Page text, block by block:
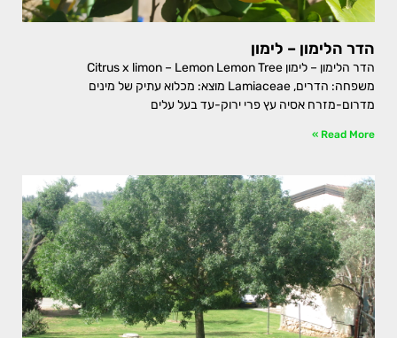
הדר הלימון – לימון
הדר הלימון – לימון Citrus x limon – Lemon Lemon Tree
משפחה: הדרים, Lamiaceae מוצא: מכלוא עתיק של מינים
מדרום-מזרח אסיה עץ פרי ירוק-עד בעל עלים
Read More »